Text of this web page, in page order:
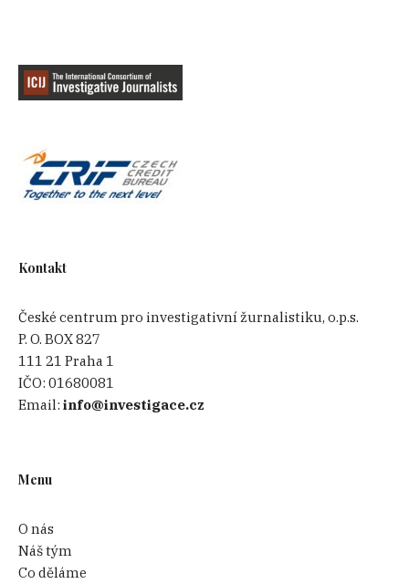
Kontakt
České centrum pro investigativní žurnalistiku, o.p.s.
P. O. BOX 827
111 21 Praha 1
IČO:01680081
Email:info@investigace.cz
Menu
O nás
Náš tým
Co děláme